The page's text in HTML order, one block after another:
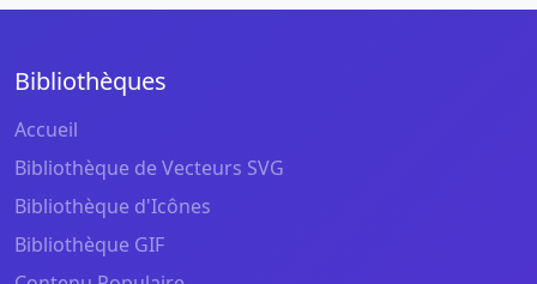
Bibliothèques
Accueil
Bibliothèque de Vecteurs SVG
Bibliothèque d'Icônes
Bibliothèque GIF